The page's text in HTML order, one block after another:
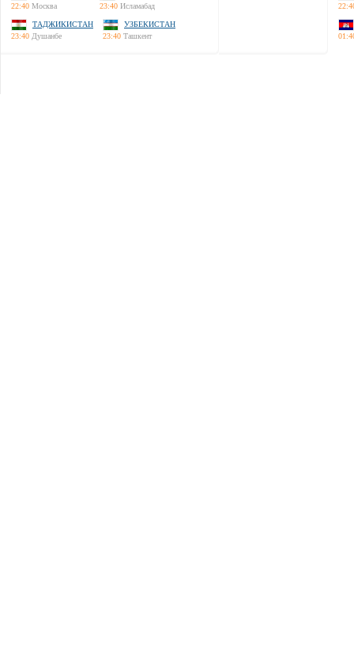
22:40 Москва
23:40 Исламабад
ТАДЖИКИСТАН
23:40 Душанбе
УЗБЕКИСТАН
23:40 Ташкент